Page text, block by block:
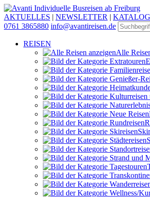
Individuelle Busreisen ab Freiburg
AKTUELLES | NEWSLETTER | KATALOG
0761 3865880 info@avantireisen.de
REISEN
Alle